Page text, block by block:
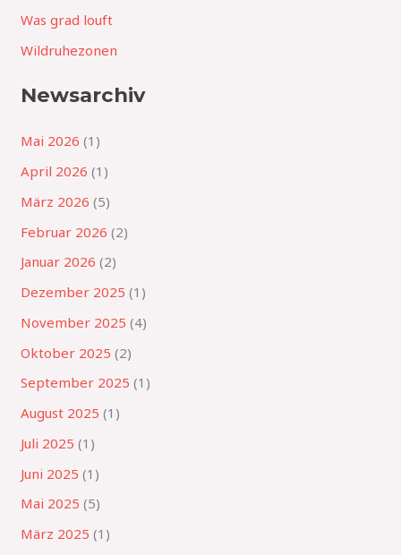
Was grad louft
Wildruhezonen
Newsarchiv
Mai 2026 (1)
April 2026 (1)
März 2026 (5)
Februar 2026 (2)
Januar 2026 (2)
Dezember 2025 (1)
November 2025 (4)
Oktober 2025 (2)
September 2025 (1)
August 2025 (1)
Juli 2025 (1)
Juni 2025 (1)
Mai 2025 (5)
März 2025 (1)